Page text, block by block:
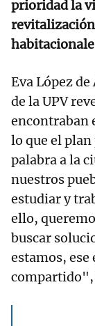
prioridad la
revitalización
Eva López
de la UPV
encontraban
lo que el
palabra a la
nuestros
estudiar y
ello,
buscar
estamos,
compartido",